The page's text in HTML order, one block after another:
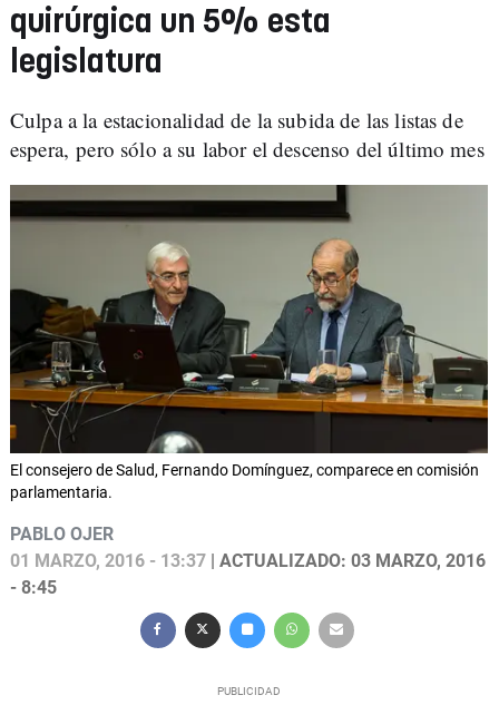
quirúrgica un 5% esta
legislatura
Culpa a la estacionalidad de la subida de las listas de
espera, pero sólo a su labor el descenso del último mes
El consejero de Salud, Fernando Domínguez, comparece en comisión
parlamentaria.
PABLO OJER
01 MARZO, 2016 - 13:37 | ACTUALIZADO: 03 MARZO, 2016
- 8:45